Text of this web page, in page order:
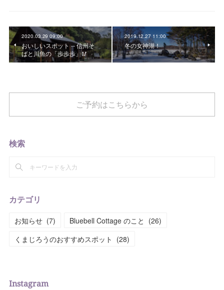
2020.03.29 09:00
おいしいスポット -- 信州そ
ばと川魚の「歩歩歩」🥢
2019.12.27 11:00
冬の女神湖！
ご予約はこちらから
検索
カテゴリ
お知らせ (7) Bluebell Cottage のこと (26)
くまじろうのおすすめスポット (28)
Instagram